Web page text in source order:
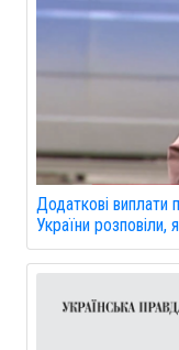
Додаткові виплати
України